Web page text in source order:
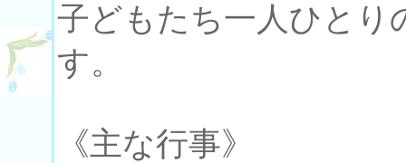
子どもたち一人ひとり
す。
《主な行事》